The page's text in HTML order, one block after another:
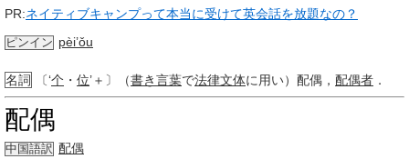
PR:ネイティブキャンプって本当に受けて英会話を放題なの？
ピンイン pèi’ǒu
名詞 〔‘个 ・ 位’＋〕（書き言葉で法律文体に用い）配偶， 配偶者 ．
配偶
中国語訳 配偶